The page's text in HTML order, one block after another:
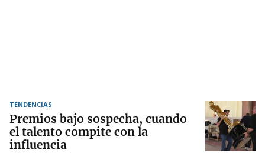
TENDENCIAS
Premios bajo sospecha, cuando
el talento compite con la
influencia